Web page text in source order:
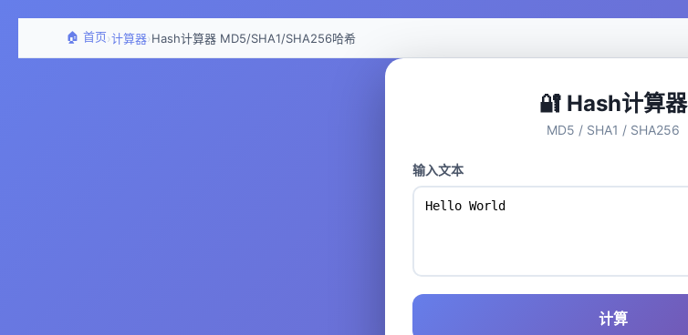
🏠 首页›计算器›Hash计算器 MD5/SHA1/SHA256哈希
🔐 Hash计算器
MD5 / SHA1 / SHA256
输入文本
计算